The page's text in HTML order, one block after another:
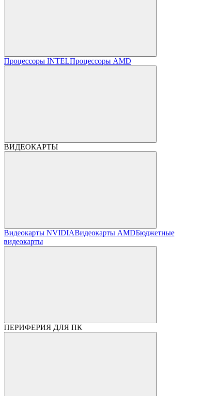
Процессоры INTELПроцессоры AMD
ВИДЕОКАРТЫ
Видеокарты NVIDIAВидеокарты AMDБюджетные
видеокарты
ПЕРИФЕРИЯ ДЛЯ ПК